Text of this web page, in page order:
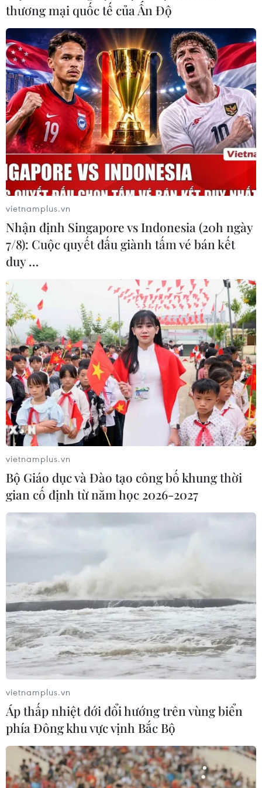
(TTXVN/Vietnam+)
#Bảo vệ rừng #Trí tuệ nhân tạo #Biến đổi khí hậu
Theo dõi VietnamPlus
TIN LIÊN QUAN
Các tỉnh Tây Nguyên và Nam Bộ căng
mình bảo vệ rừng trước “giặc lửa”
08/03/2024 23:21
Lực lượng kiểm lâm và các chủ rừng tại Đắk Lắk, Bình
Phước, Cà Mau hiện đang ở trạng thái cảnh giác cao
độ, sẵn sàng các phương án ứng phó với nguy cơ cháy
rừng có thể xảy ra bất kỳ lúc nào.
thương mại quốc tế của Ấn Độ
vietnamplus.vn
Nhận định Singapore vs Indonesia (20h ngày
7/8): Cuộc quyết đấu giành tấm vé bán kết
duy …
vietnamplus.vn
Bộ Giáo dục và Đào tạo công bố khung thời
gian cố định từ năm học 2026-2027
vietnamplus.vn
Áp thấp nhiệt đới đổi hướng trên vùng biển
phía Đông khu vực vịnh Bắc Bộ